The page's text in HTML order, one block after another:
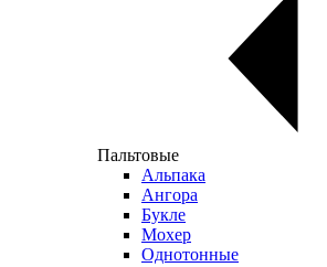
Пальтовые
Альпака
Ангора
Букле
Мохер
Однотонные